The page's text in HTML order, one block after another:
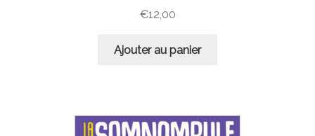
€12,00
Ajouter au panier